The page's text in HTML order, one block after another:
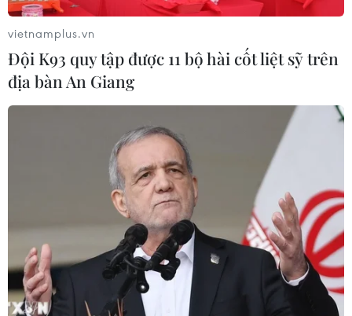
Sắp ký kết biên bản kết thúc đàm phán
FTA Việt Nam và Vương Quốc Anh
Theo Bộ Công Thương, ngày 11/12 tới sẽ chính thức ký
kết biên bản kết thúc đàm phán FTA Việt Nam-Anh; đặc
biệt, cả Anh và Việt Nam đều mong muốn hoàn tất thỏa
thuận này càng sớm càng tốt.
vietnamplus.vn
Đội K93 quy tập được 11 bộ hài cốt liệt sỹ trên
địa bàn An Giang